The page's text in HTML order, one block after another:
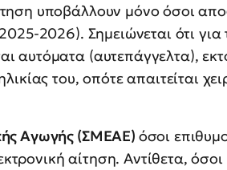
υποβάλλουν μόνο όσοι
2026). Σημειώνεται ότι για
αυτόματα (αυτεπάγγελτα),
του, οπότε απαιτείται
Αγωγής (ΣΜΕΑΕ) όσοι
αίτηση. Αντίθετα,